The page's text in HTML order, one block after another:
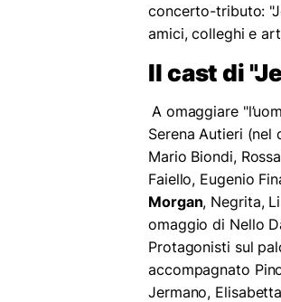
concerto-tributo:
amici, colleghi e
Il cast di
A omaggiare
Serena Autieri
Mario Biondi,
Faiello, Eugenio
Morgan, Negrita,
omaggio di Nello
Protagonisti sul
accompagnato
Jermano,